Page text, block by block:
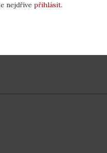
nejdříve přihlásit.